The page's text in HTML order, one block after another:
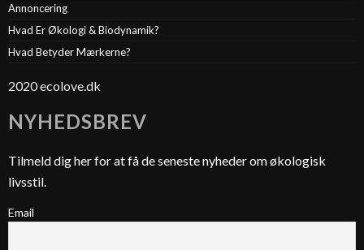
Annoncering
Hvad Er Økologi & Biodynamik?
Hvad Betyder Mærkerne?
2020 ecolove.dk
NYHEDSBREV
Tilmeld dig her for at få de seneste nyheder om økologisk
livsstil.
Email